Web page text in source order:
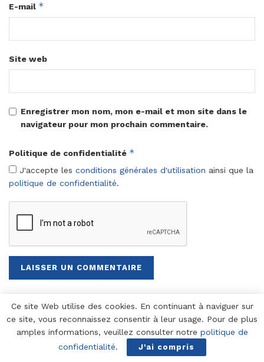
E-mail *
Site web
Enregistrer mon nom, mon e-mail et mon site dans le
navigateur pour mon prochain commentaire.
Politique de confidentialité *
J'accepte les conditions générales d'utilisation ainsi que la
politique de confidentialité.
Le Rassemblement National : de revirement
à reniement
Ce site Web utilise des cookies. En continuant à naviguer sur
ce site, vous reconnaissez consentir à leur usage. Pour de plus
amples informations, veuillez consulter notre politique de
confidentialité. J'ai compris